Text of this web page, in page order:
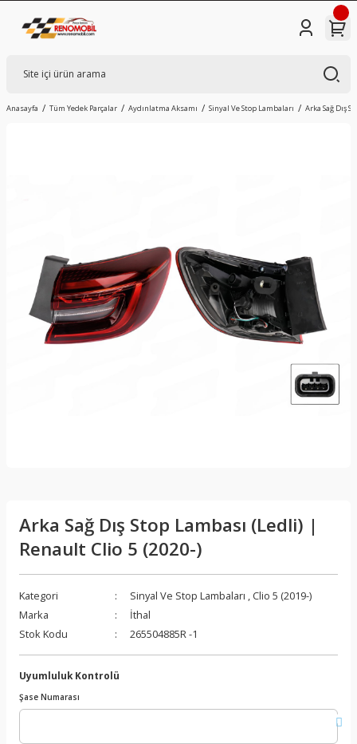
Anasayfa Tüm Yedek Parçalar Aydınlatma Aksamı Sinyal Ve Stop Lambaları Arka Sağ Dış
Arka Sağ Dış Stop Lambası (Ledli) |
Renault Clio 5 (2020-)
Kategori Sinyal Ve Stop Lambaları , Clio 5 (2019-)
Marka
İthal
Stok Kodu
265504885R -1
Uyumluluk Kontrolü
Şase Numarası